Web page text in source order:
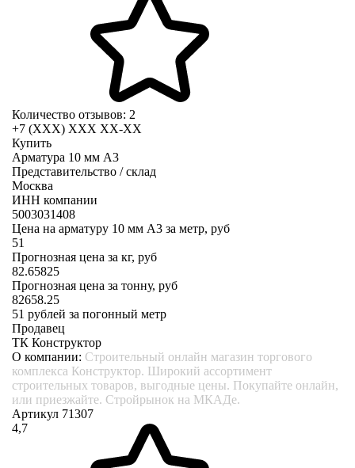
Количество отзывов: 2
+7 (XXX) ХХХ ХХ-ХХ
Купить
Арматура 10 мм А3
Представительство / склад
Москва
ИНН компании
5003031408
Цена на арматуру 10 мм А3 за метр, руб
51
Прогнозная цена за кг, руб
82.65825
Прогнозная цена за тонну, руб
82658.25
51 рублей за погонный метр
Продавец
ТК Конструктор
О компании: Строительный онлайн магазин торгового
комплекса Конструктор. Широкий ассортимент
строительных товаров, выгодные цены. Покупайте онлайн,
или приезжайте. Стройрынок на МКАДе.
Артикул 71307
4,7